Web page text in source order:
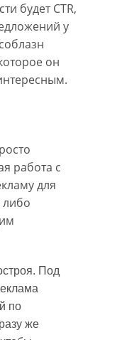
будет CTR,
у
он
работа с
для
либо
Под
по
же